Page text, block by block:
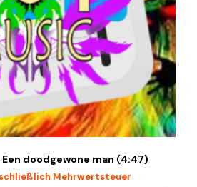
doodgewone man (4:47)
Mehrwertsteuer